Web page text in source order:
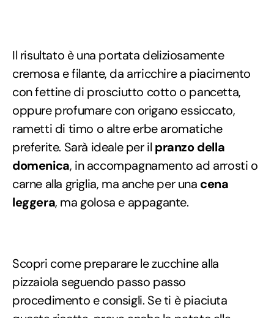
Il risultato è una portata deliziosamente
cremosa e filante, da arricchire a piacimento
con fettine di prosciutto cotto o pancetta,
oppure profumare con origano essiccato,
rametti di timo o altre erbe aromatiche
preferite. Sarà ideale per il pranzo della
domenica, in accompagnamento ad arrosti o
carne alla griglia, ma anche per una cena
leggera, ma golosa e appagante.
Scopri come preparare le zucchine alla
pizzaiola seguendo passo passo
procedimento e consigli. Se ti è piaciuta